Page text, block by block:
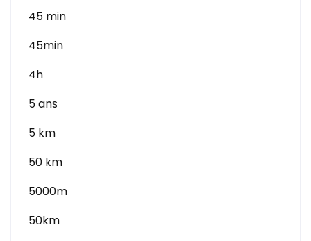
45 min
45min
4h
5 ans
5 km
50 km
5000m
50km